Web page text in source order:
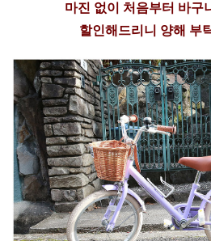
마진 없이 처음부터 바구
할인해드리니 양해 부